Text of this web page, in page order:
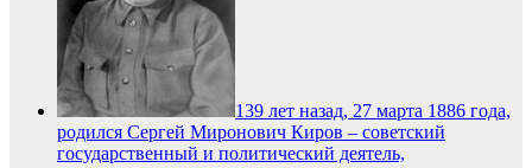
139 лет назад, 27 марта 1886 года,
родился Сергей Миронович Киров – советский
государственный и политический деятель,